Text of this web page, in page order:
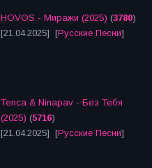
HOVOS - Миражи (2025) (3780)
[21.04.2025] [Русские Песни]
Tenca & Ninapav - Без Тебя
(2025) (5716)
[21.04.2025] [Русские Песни]